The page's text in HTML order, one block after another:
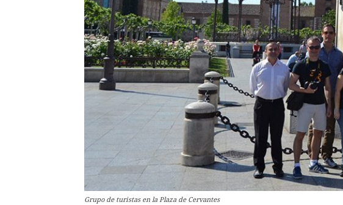
Grupo de turistas en la Plaza de Cervantes